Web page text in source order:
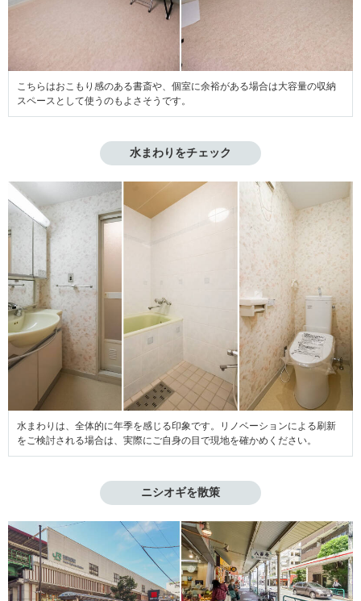
こちらはおこもり感のある書斎や、個室に余裕がある場合は大容量の収納
スペースとして使うのもよさそうです。
水まわりをチェック
水まわりは、全体的に年季を感じる印象です。リノベーションによる刷新
をご検討される場合は、実際にご自身の目で現地を確かめください。
ニシオギを散策